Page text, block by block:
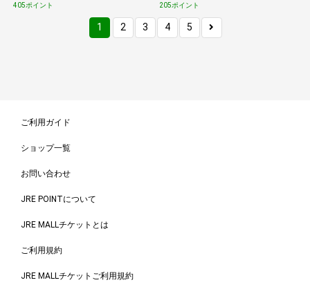
405ポイント 205ポイント
1 2 3 4 5
ご利用ガイド
ショップ一覧
お問い合わせ
JRE POINTについて
JRE MALLチケットとは
ご利用規約
JRE MALLチケットご利用規約